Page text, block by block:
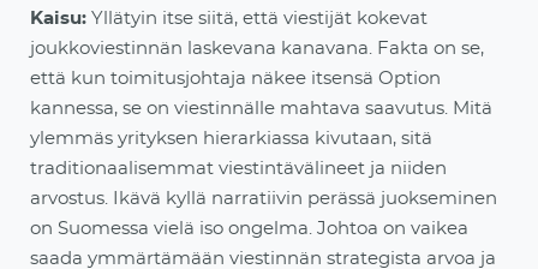
Kaisu: Yllätyin itse siitä, että viestijät kokevat
joukkoviestinnän laskevana kanavana. Fakta on se,
että kun toimitusjohtaja näkee itsensä Option
kannessa, se on viestinnälle mahtava saavutus. Mitä
ylemmäs yrityksen hierarkiassa kivutaan, sitä
traditionaalisemmat viestintävälineet ja niiden
arvostus. Ikävä kyllä narratiivin perässä juokseminen
on Suomessa vielä iso ongelma. Johtoa on vaikea
saada ymmärtämään viestinnän strategista arvoa ja